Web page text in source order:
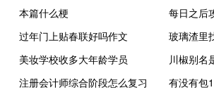
本篇什么梗
每日之后
过年门上贴春联好吗作文
美妆学校收多大年龄学员
注册会计师综合阶段怎么复习
有没有包